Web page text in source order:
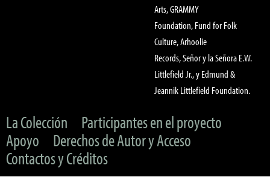
Arts, GRAMMY
Foundation, Fund for Folk
Culture, Arhoolie
Records, Señor y la Señora E.W.
Littlefield Jr., y Edmund &
Jeannik Littlefield Foundation.
La Colección
Participantes en el proyecto
Apoyo
Derechos de Autor y Acceso
Contactos y Créditos